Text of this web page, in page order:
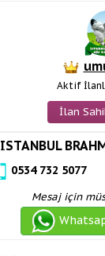
Aktif
İlan
ISTANBUL
0534 732 5077
Mesaj için